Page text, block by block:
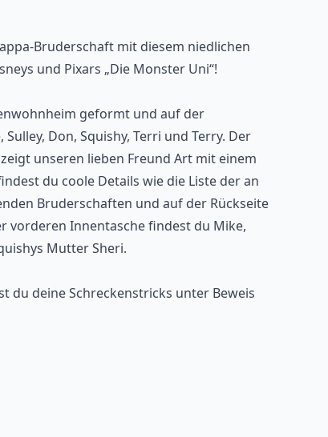
Bruderschaft mit diesem niedlichen
und Pixars „Die Monster Uni“!
geformt und auf der
Don, Squishy, ​​Terri und Terry. Der
unseren lieben Freund Art mit einem
du coole Details wie die Liste der an
Bruderschaften und auf der Rückseite
vorderen Innentasche findest du Mike,
Mutter Sheri.
du deine Schreckenstricks unter Beweis